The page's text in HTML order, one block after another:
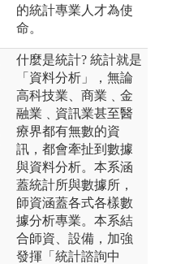
的統計專業人才為使
命。
什麼是統計? 統計就是
「資料分析」，無論
高科技業、商業﹑金
融業﹑資訊業甚至醫
療界都有無數的資
訊，都會牽扯到數據
與資料分析。本系涵
蓋統計所與數據所，
師資涵蓋各式各樣數
據分析專業。本系結
合師資、設備，加強
發揮「統計諮詢中